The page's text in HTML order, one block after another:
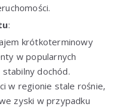
:
krótkoterminowy
w popularnych
dochód.
w regionie stale rośnie,
zyski w przypadku